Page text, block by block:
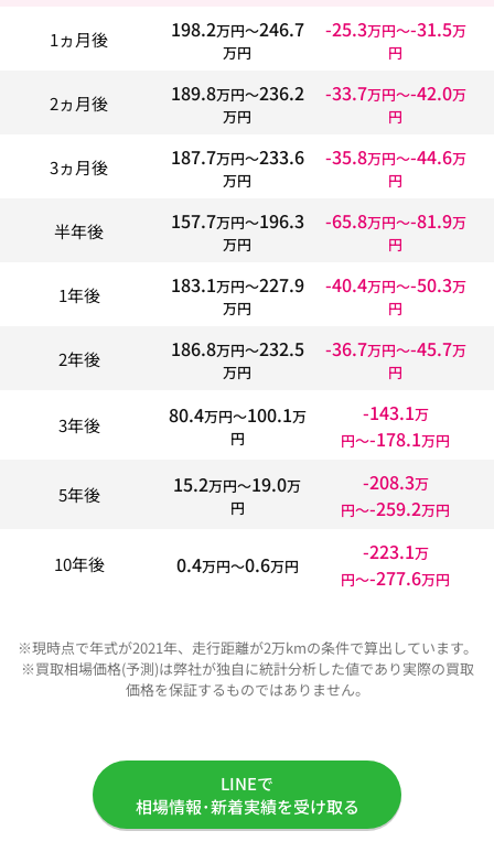
1ヵ月後 198.2万円〜246.7
万円
-25.3万円〜-31.5万
円
2ヵ月後 189.8万円〜236.2
万円
-33.7万円〜-42.0万
円
3ヵ月後 187.7万円〜233.6
万円
-35.8万円〜-44.6万
円
半年後 157.7万円〜196.3
万円
-65.8万円〜-81.9万
円
1年後 183.1万円〜227.9
万円
-40.4万円〜-50.3万
円
2年後 186.8万円〜232.5
万円
-36.7万円〜-45.7万
円
3年後 80.4万円〜100.1万
円
-143.1万
円〜-178.1万円
5年後 15.2万円〜19.0万
円
-208.3万
円〜-259.2万円
10年後 0.4万円〜0.6万円
-223.1万
円〜-277.6万円
※現時点で年式が2021年、走行距離が2万kmの条件で算出しています。
※買取相場価格(予測)は弊社が独自に統計分析した値であり実際の買取
価格を保証するものではありません。
LINEで
相場情報･新着実績を受け取る